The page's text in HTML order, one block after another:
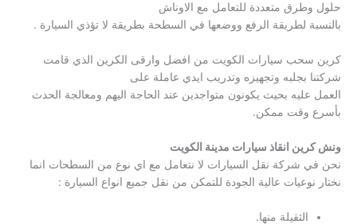
حلول وطرق متعددة للتعامل مع الاوناش
بالنسبة لطريقة الرفع ووضعها في السطحة بطريقة لا تؤذي السيارة .
كرين سحب سيارات الكويت من افضل وارقى الكرين الذي قامت
شركتنا بجلبه وتجهيزه وتدريب ايدي عاملة على
العمل عليه بحيث يكونون متواجدين عند الحاجة اليهم ومعالجة الحدث
بأسرع وقت ممكن.
ونش كرين انقاذ سيارات مدينة الكويت
نحن في شركة نقل السيارات لا نتعامل مع اي نوع من السطحات انما
نختار نوعيات عالية الجودة للتمكن من نقل جميع انواع السيارة :
الثقيلة منها.